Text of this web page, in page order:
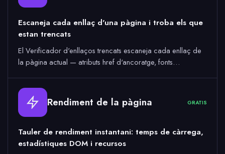
Escaneja cada enllaç d'una pàgina i troba els que
estan trencats
El Verificador d'enllaços trencats escaneja cada enllaç de
la pàgina actual — atributs href d'ancoratge, fonts…
Rendiment de la pàgina GRATIS
Tauler de rendiment instantani: temps de càrrega,
estadístiques DOM i recursos